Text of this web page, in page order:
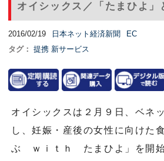
オイシックス／「たまひよ」
2016/02/19 日本ネット経済新聞
EC
タグ： 提携 新サービス
オイシックスは２月９日、ベネ
し、妊娠・産後の女性に向けた
ぶ ｗｉｔｈ たまひよ」を開始